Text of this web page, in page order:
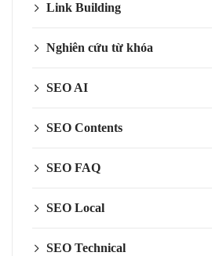
Link Building
Nghiên cứu từ khóa
SEO AI
SEO Contents
SEO FAQ
SEO Local
SEO Technical